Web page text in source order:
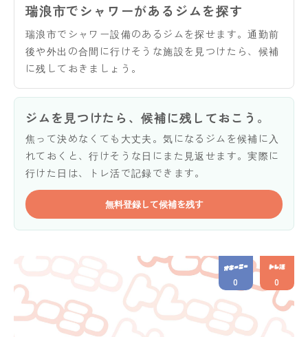
瑞浪市でシャワーがあるジムを探す
瑞浪市でシャワー設備のあるジムを探せます。通勤前
後や外出の合間に行けそうな施設を見つけたら、候補
に残しておきましょう。
ジムを見つけたら、候補に残しておこう。
焦って決めなくても大丈夫。気になるジムを候補に入
れておくと、行けそうな日にまた見返せます。実際に
行けた日は、トレ活で記録できます。
無料登録して候補を残す
0 0